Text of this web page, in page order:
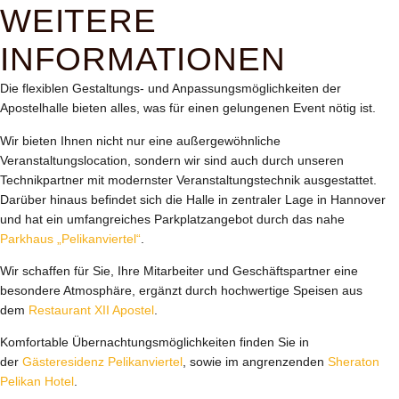
WEITERE
INFORMATIONEN
Die flexiblen Gestaltungs- und Anpassungsmöglichkeiten der
Apostelhalle bieten alles, was für einen gelungenen Event nötig ist.
Wir bieten Ihnen nicht nur eine außergewöhnliche
Veranstaltungslocation, sondern wir sind auch durch unseren
Technikpartner mit modernster Veranstaltungstechnik ausgestattet.
Darüber hinaus befindet sich die Halle in zentraler Lage in Hannover
und hat ein umfangreiches Parkplatzangebot durch das nahe
Parkhaus „Pelikanviertel“
Wir schaffen für Sie, Ihre Mitarbeiter und Geschäftspartner eine
besondere Atmosphäre, ergänzt durch hochwertige Speisen aus
dem Restaurant XII Apostel
Komfortable Übernachtungsmöglichkeiten finden Sie in
der Gästeresidenz Pelikanviertel, sowie im angrenzenden Sheraton
Pelikan Hotel.